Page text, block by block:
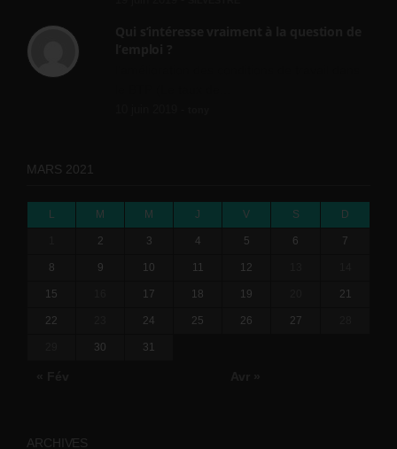
MARS 2021
L M M J V S D
2 3 4 5 6 7
8 9 10 11 12
15 17 18 19 21
22 24 25 26 27
30 31
ARCHIVES